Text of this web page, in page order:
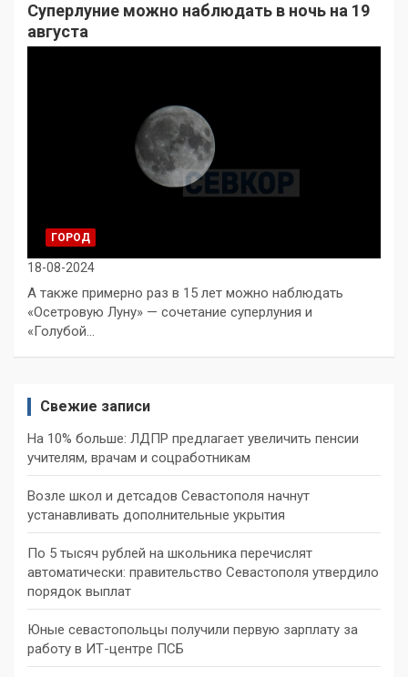
Суперлуние можно наблюдать в ночь на 19
августа
ГОРОД
18-08-2024
А также примерно раз в 15 лет можно наблюдать
«Осетровую Луну» — сочетание суперлуния и
«Голубой…
Свежие записи
На 10% больше: ЛДПР предлагает увеличить пенсии
учителям, врачам и соцработникам
Возле школ и детсадов Севастополя начнут
устанавливать дополнительные укрытия
По 5 тысяч рублей на школьника перечислят
автоматически: правительство Севастополя утвердило
порядок выплат
Юные севастопольцы получили первую зарплату за
работу в ИТ-центре ПСБ